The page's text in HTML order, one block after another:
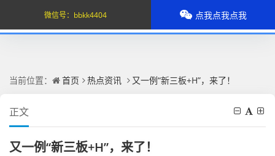
当前位置： 首页 热点资讯 又一例“新三板+H”，来了！
正文
又一例“新三板+H”，来了！
微信号： bbkk4404 点我点我点我